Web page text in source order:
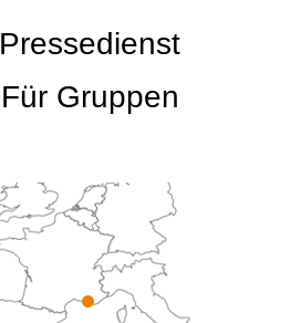
Pressedienst
Für Gruppen